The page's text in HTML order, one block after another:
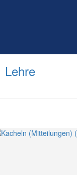
Lehre